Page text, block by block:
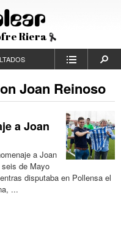
Riera
Joan Reinoso
a Joan
a Joan
de Mayo
disputaba en Pollensa el
...